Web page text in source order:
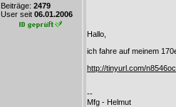
Beiträge: 2479
User seit 06.01.2006
Hallo,
ich fahre auf meinem
http://tinyurl.com/n8546oc
--
Mfg - Helmut